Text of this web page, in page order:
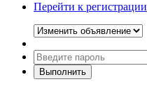
Перейти к регистрации